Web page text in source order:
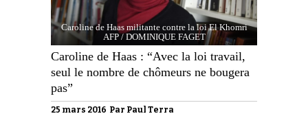
Caroline de Haas militante contre la loi El Khomri
AFP / DOMINIQUE FAGET
Caroline de Haas : “Avec la loi travail,
seul le nombre de chômeurs ne bougera
pas”
25 mars 2016 Par Paul Terra